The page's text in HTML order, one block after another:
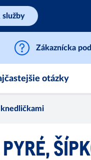
služby
Zákaznícka
otázky